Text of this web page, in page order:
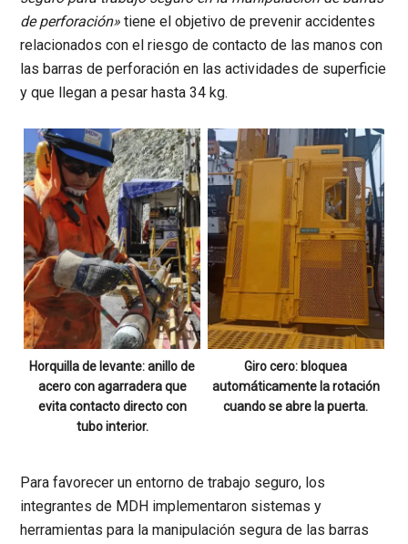
de perforación» tiene el objetivo de prevenir accidentes
relacionados con el riesgo de contacto de las manos con
las barras de perforación en las actividades de superficie
y que llegan a pesar hasta 34 kg.
Horquilla de levante: anillo de
acero con agarradera que
evita contacto directo con
tubo interior.
Giro cero: bloquea
automáticamente la rotación
cuando se abre la puerta.
Para favorecer un entorno de trabajo seguro, los
integrantes de MDH implementaron sistemas y
herramientas para la manipulación segura de las barras